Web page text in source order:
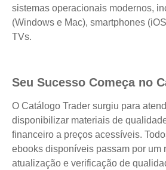
sistemas operacionais modernos,
(Windows e Mac), smartphones
TVs.
Seu Sucesso Começa no
O Catálogo Trader surgiu para
disponibilizar materiais de
financeiro a preços acessíveis.
ebooks disponíveis passam por um
atualização e verificação de